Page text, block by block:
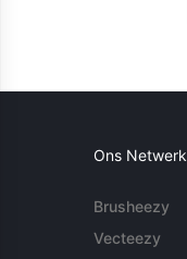
Ons Netwerk
Brusheezy
Vecteezy